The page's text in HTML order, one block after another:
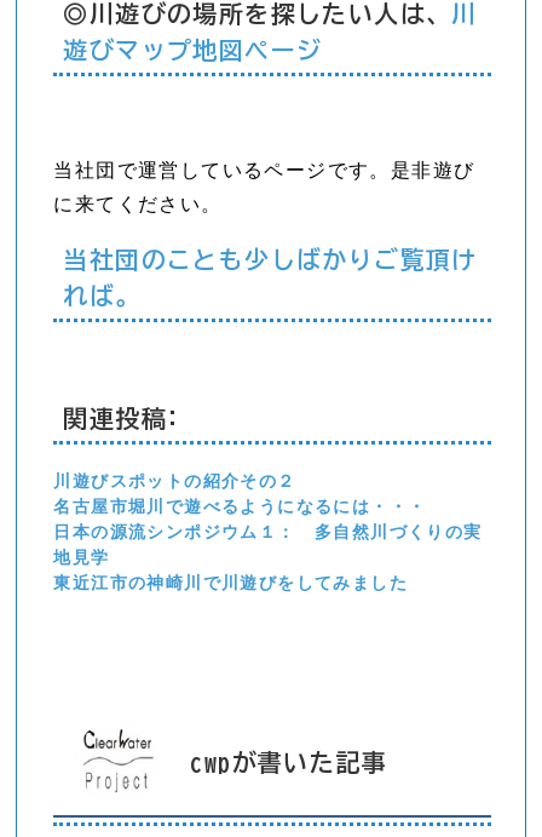
◎川遊びの場所を探したい人は、 川
遊びマップ地図ページ
当社団で運営しているページです。是非遊び
に来てください。
当社団のことも少しばかりご覧頂け
れば。
関連投稿:
川遊びスポットの紹介その２
名古屋市堀川で遊べるようになるには・・・
日本の源流シンポジウム１： 多自然川づくりの実
地見学
東近江市の神崎川で川遊びをしてみました
cwpが書いた記事